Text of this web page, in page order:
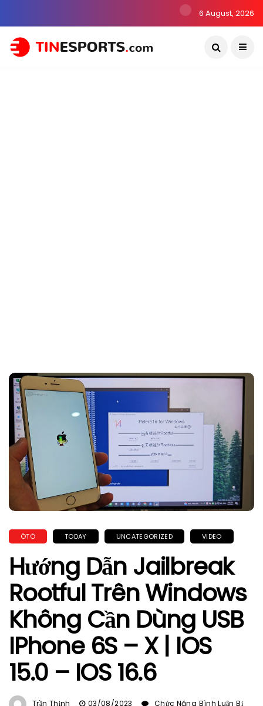
6 August, 2026
ÔTÔ TODAY UNCATEGORIZED VIDEO
Hướng Dẫn Jailbreak
Rootful Trên Windows
Không Cần Dùng USB
IPhone 6S – X | IOS
15.0 – IOS 16.6
Trần Thịnh 03/08/2023
Chức Năng Bình Luận Bị